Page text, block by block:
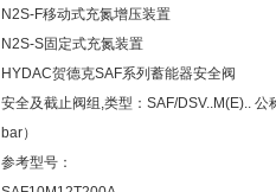
N2S-F移动式充氮增压装置
N2S-S固定式充氮装置
HYDAC贺德克SAF系列蓄能器安全阀
安全及截止阀组,类型：SAF/DSV..M(E)..
bar）
参考型号：